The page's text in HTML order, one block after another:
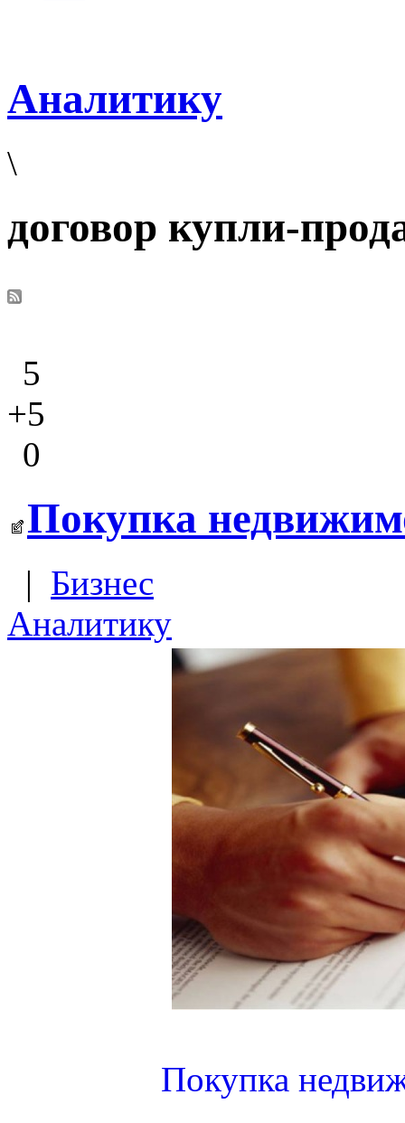
Аналитику
\
договор купли-
5
+5
0
Покупка
| Бизнес
Аналитику
Покупка